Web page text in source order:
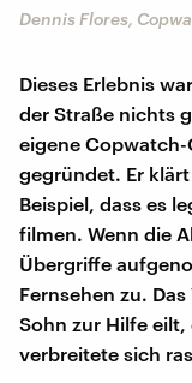
Dennis Flores,
Dieses Erlebnis
der Straße nichts
eigene Copwatch-
gegründet. Er
Beispiel, dass es
filmen. Wenn die
Übergriffe
Fernsehen zu.
Sohn zur Hilfe eilt,
verbreitete sich